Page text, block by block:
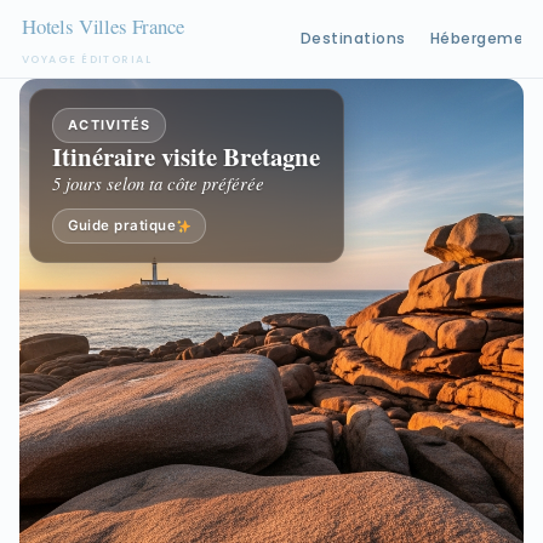
VOYAGE ÉDITORIAL
Destinations Hébergement
Aller
contenu
ACTIVITÉS
Itinéraire visite Bretagne
5 jours selon ta côte préférée
Guide pratique